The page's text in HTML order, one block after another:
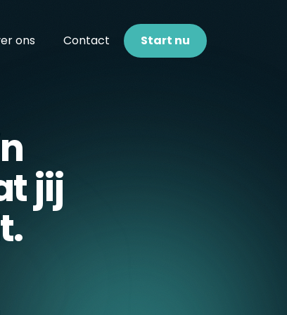
ons Contact Start nu
jij